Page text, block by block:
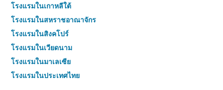
โรงแรมในเกาหลีใต้
โรงแรมในสหราชอาณาจักร
โรงแรมในสิงคโปร์
โรงแรมในเวียดนาม
โรงแรมในมาเลเซีย
โรงแรมในประเทศไทย